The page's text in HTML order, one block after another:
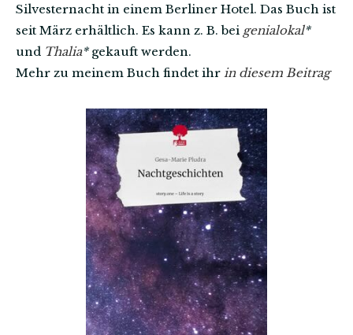
Silvesternacht in einem Berliner Hotel. Das Buch ist
seit März erhältlich. Es kann z. B. bei genialokal*
und Thalia*gekauft werden.
Mehr zu meinem Buch findet ihr in diesem Beitrag